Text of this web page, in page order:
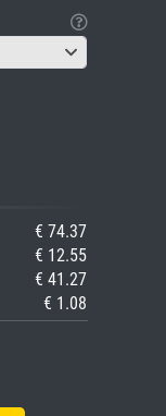
€ 74.37
€ 12.55
€ 41.27
€ 1.08